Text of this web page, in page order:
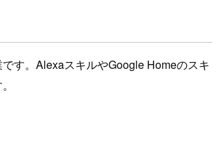
す。AlexaスキルやGoogle Homeのスキ